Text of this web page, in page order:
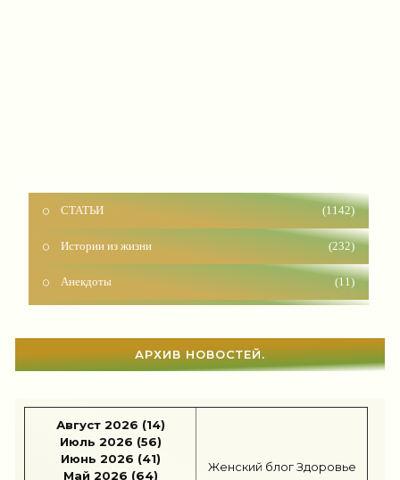
Истории из жизни (232)
Анекдоты (11)
Красота (927)
Наши дети (1818)
Бизнес
Рецепты (495)
АРХИВ НОВОСТЕЙ.
Август 2026 (14)
Июль 2026 (56)
Июнь 2026 (41)
Май 2026 (64)
Женский блог Здоровье